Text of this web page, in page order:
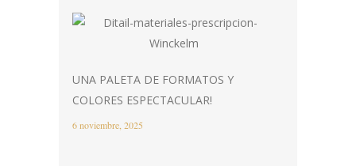
UNA PALETA DE FORMATOS Y
COLORES ESPECTACULAR!
6 noviembre, 2025